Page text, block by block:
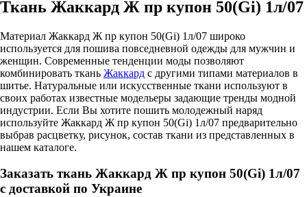
Ткань Жаккард Ж пр купон 50(Gi) 1л/07
Материал Жаккард Ж пр купон 50(Gi) 1л/07 широко
используется для пошива повседневной одежды для мужчин и
женщин. Современные тенденции моды позволяют
комбинировать ткань Жаккард с другими типами материалов в
шитье. Натуральные или искусственные ткани используют в
своих работах известные модельеры задающие тренды модной
индустрии. Если Вы хотите пошить молодежный наряд
используйте Жаккард Ж пр купон 50(Gi) 1л/07 предварительно
выбрав расцветку, рисунок, состав ткани из представленных в
нашем каталоге.
Заказать ткань Жаккард Ж пр купон 50(Gi) 1л/07
с доставкой по Украине